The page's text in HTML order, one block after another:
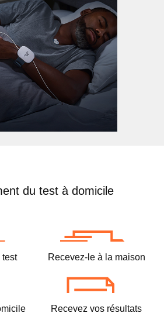
du test à domicile
test Recevez-le à la maison
Recevez vos résultats